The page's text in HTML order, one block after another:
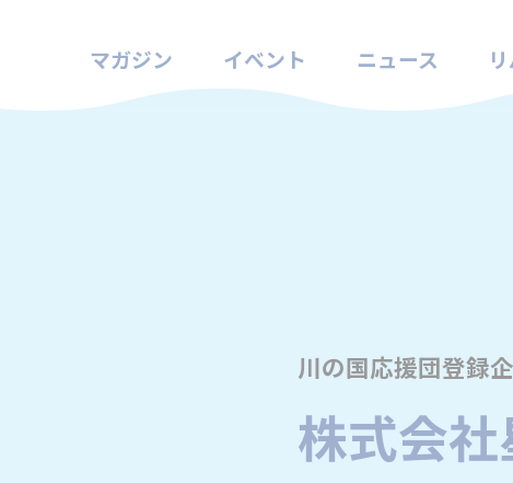
マガジン イベント ニュース
川の国応援団登録
株式会